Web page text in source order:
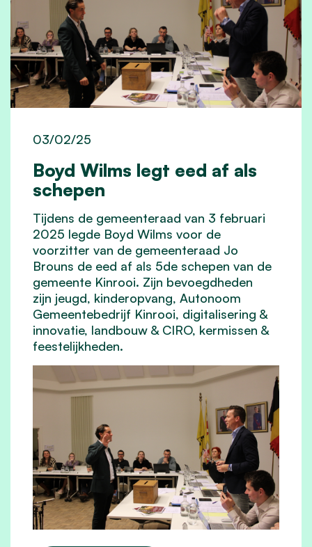
Boyd Wilms legt eed af als
schepen
03/02/25
Tijdens de gemeenteraad van 3 februari
2025 legde Boyd Wilms voor de
voorzitter van de gemeenteraad Jo
Brouns de eed af als 5de schepen van de
gemeente Kinrooi. Zijn bevoegdheden
zijn jeugd, kinderopvang, Autonoom
Gemeentebedrijf Kinrooi, digitalisering &
innovatie, landbouw & CIRO, kermissen &
feestelijkheden.